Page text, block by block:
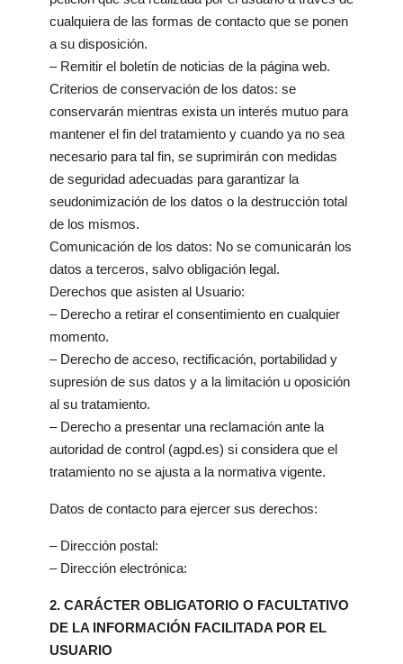
cualquiera de las formas de contacto que se ponen
a su disposición.
– Remitir el boletín de noticias de la página web.
Criterios de conservación de los datos: se
conservarán mientras exista un interés mutuo para
mantener el fin del tratamiento y cuando ya no sea
necesario para tal fin, se suprimirán con medidas
de seguridad adecuadas para garantizar la
seudonimización de los datos o la destrucción total
de los mismos.
Comunicación de los datos: No se comunicarán los
datos a terceros, salvo obligación legal.
Derechos que asisten al Usuario:
– Derecho a retirar el consentimiento en cualquier
momento.
– Derecho de acceso, rectificación, portabilidad y
supresión de sus datos y a la limitación u oposición
al su tratamiento.
– Derecho a presentar una reclamación ante la
autoridad de control (agpd.es) si considera que el
tratamiento no se ajusta a la normativa vigente.
Datos de contacto para ejercer sus derechos:
– Dirección postal:
– Dirección electrónica:
2. CARÁCTER OBLIGATORIO O FACULTATIVO
DE LA INFORMACIÓN FACILITADA POR EL
USUARIO